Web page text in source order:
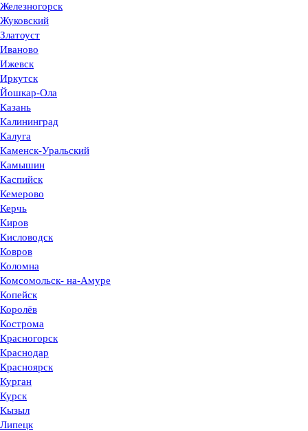
Железногорск
Жуковский
Златоуст
Иваново
Ижевск
Иркутск
Йошкар-Ола
Казань
Калининград
Калуга
Каменск-Уральский
Камышин
Каспийск
Кемерово
Керчь
Киров
Кисловодск
Ковров
Коломна
Комсомольск- на-Амуре
Копейск
Королёв
Кострома
Красногорск
Краснодар
Красноярск
Курган
Курск
Кызыл
Липецк